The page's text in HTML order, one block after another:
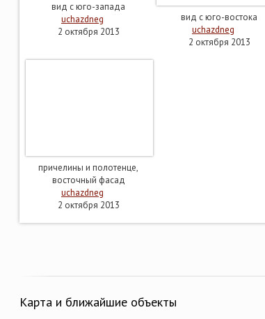
вид с юго-запада
uchazdneg
2 октября 2013
вид с юго-востока
uchazdneg
2 октября 2013
причелины и полотенце,
восточный фасад
uchazdneg
2 октября 2013
Карта и ближайшие объекты